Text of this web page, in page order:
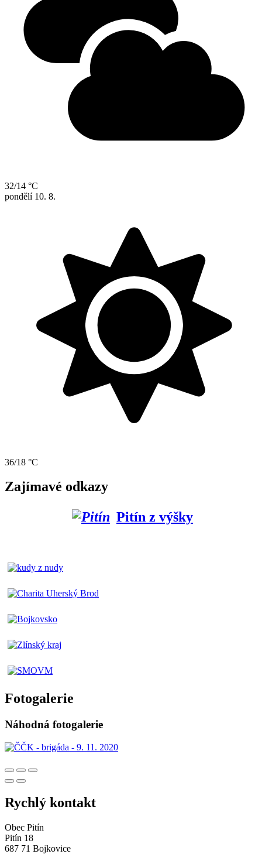
32/14 °C
pondělí 10. 8.
36/18 °C
Zajímavé odkazy
Pitín z výšky
Fotogalerie
Náhodná fotogalerie
Rychlý kontakt
Obec Pitín
Pitín 18
687 71 Bojkovice